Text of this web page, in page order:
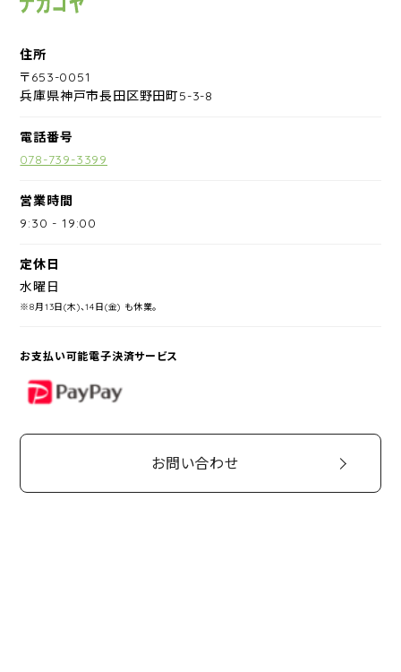
住所
〒653-0051
兵庫県神戸市長田区野田町5-3-8
電話番号
078-739-3399
営業時間
9:30 -19:00
定休日
水曜日
※8月13日(木)、14日(金) も休業。
お支払い可能電子決済サービス
PayPay
お問い合わせ